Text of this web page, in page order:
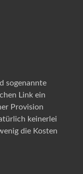
sogenannte
Link ein
Provision
keinerlei
die Kosten